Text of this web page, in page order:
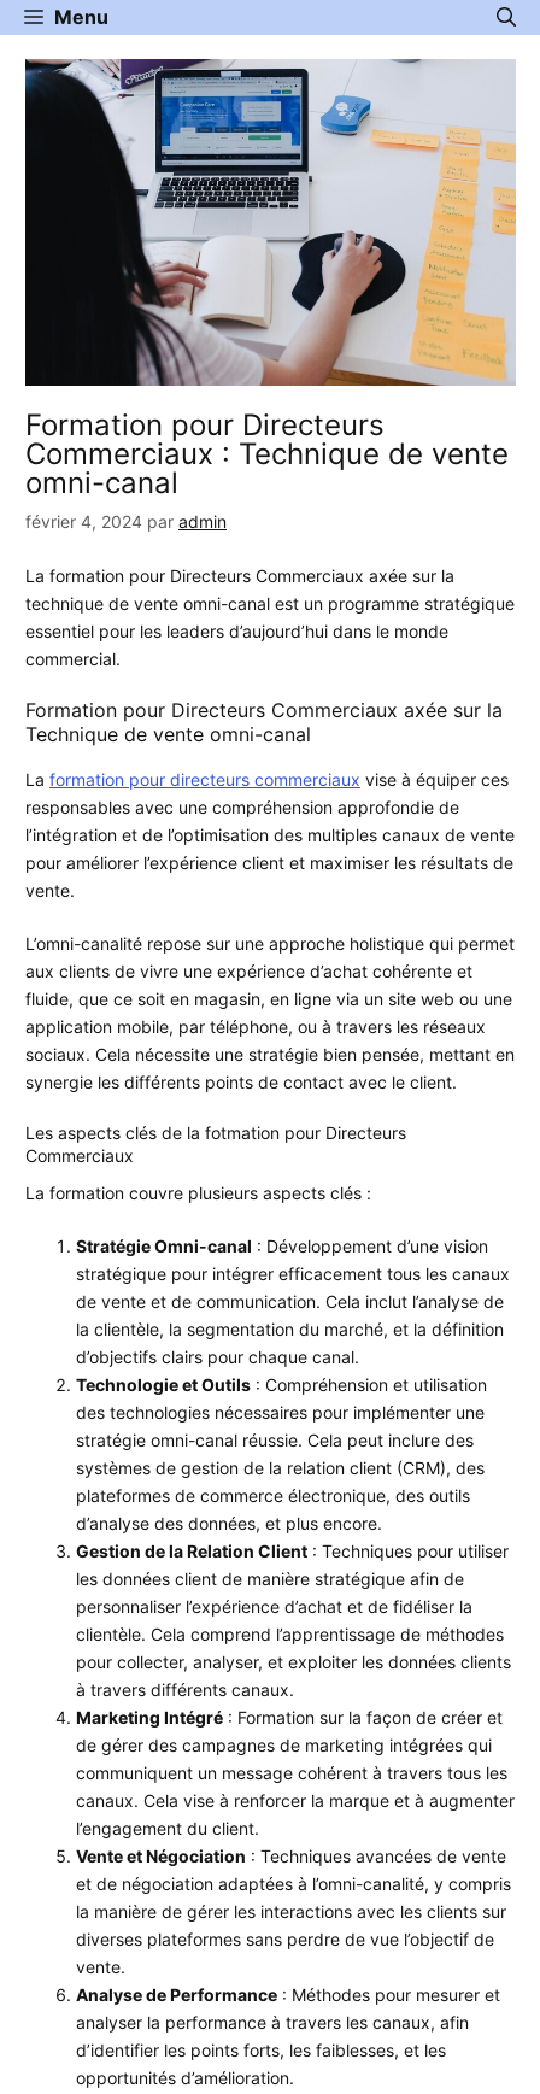
Aller
au
contenu
Menu
Formation pour Directeurs
Commerciaux : Technique de vente
omni-canal
février 4, 2024 par admin
La formation pour Directeurs Commerciaux axée sur la
technique de vente omni-canal est un programme stratégique
essentiel pour les leaders d’aujourd’hui dans le monde
commercial.
Formation pour Directeurs Commerciaux axée sur la
Technique de vente omni-canal
La formation pour directeurs commerciaux vise à équiper ces
responsables avec une compréhension approfondie de
l’intégration et de l’optimisation des multiples canaux de vente
pour améliorer l’expérience client et maximiser les résultats de
vente.
L’omni-canalité repose sur une approche holistique qui permet
aux clients de vivre une expérience d’achat cohérente et
fluide, que ce soit en magasin, en ligne via un site web ou une
application mobile, par téléphone, ou à travers les réseaux
sociaux. Cela nécessite une stratégie bien pensée, mettant en
synergie les différents points de contact avec le client.
Les aspects clés de la fotmation pour Directeurs
Commerciaux
La formation couvre plusieurs aspects clés :
Stratégie Omni-canal : Développement d’une vision
stratégique pour intégrer efficacement tous les canaux
de vente et de communication. Cela inclut l’analyse de
la clientèle, la segmentation du marché, et la définition
d’objectifs clairs pour chaque canal.
Technologie et Outils : Compréhension et utilisation
des technologies nécessaires pour implémenter une
stratégie omni-canal réussie. Cela peut inclure des
systèmes de gestion de la relation client (CRM), des
plateformes de commerce électronique, des outils
d’analyse des données, et plus encore.
Gestion de la Relation Client : Techniques pour utiliser
les données client de manière stratégique afin de
personnaliser l’expérience d’achat et de fidéliser la
clientèle. Cela comprend l’apprentissage de méthodes
pour collecter, analyser, et exploiter les données clients
à travers différents canaux.
Marketing Intégré : Formation sur la façon de créer et
de gérer des campagnes de marketing intégrées qui
communiquent un message cohérent à travers tous les
canaux. Cela vise à renforcer la marque et à augmenter
l’engagement du client.
Vente et Négociation : Techniques avancées de vente
et de négociation adaptées à l’omni-canalité, y compris
la manière de gérer les interactions avec les clients sur
diverses plateformes sans perdre de vue l’objectif de
vente.
Analyse de Performance : Méthodes pour mesurer et
analyser la performance à travers les canaux, afin
d’identifier les points forts, les faiblesses, et les
opportunités d’amélioration.